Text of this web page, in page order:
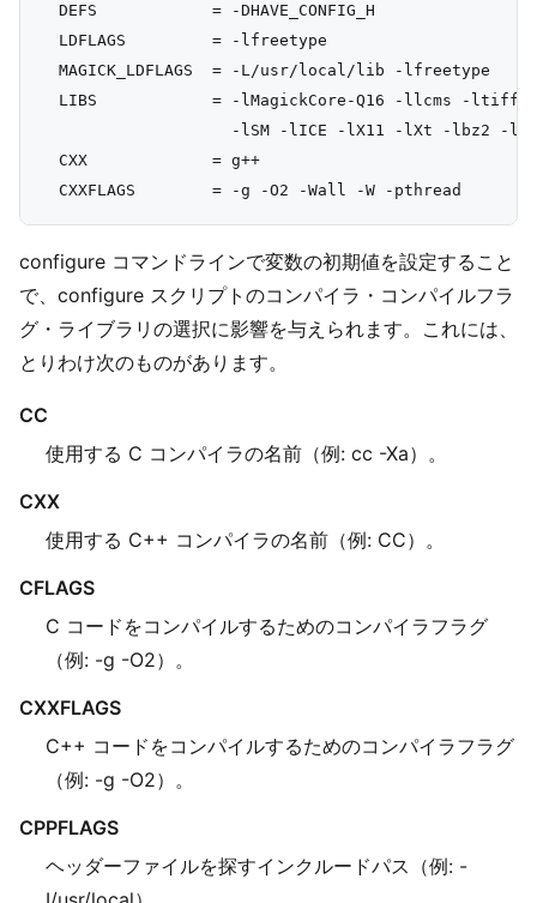
  DEFS            = -DHAVE_CONFIG_H
  LDFLAGS         = -lfreetype
  MAGICK_LDFLAGS  = -L/usr/local/lib -lfreetype
LIBS            = -lMagickCore-Q16 -llcms -ltiff
-lSM -lICE -lX11 -lXt -lbz2 -
  CXX             = g++
configure コマンドラインで変数の初期値を設定すること
で、configure スクリプトのコンパイラ・コンパイルフラ
グ・ライブラリの選択に影響を与えられます。これには、
とりわけ次のものがあります。
CC
使用する C コンパイラの名前（例: cc -Xa）。
CXX
使用する C++ コンパイラの名前（例: CC）。
CFLAGS
C コードをコンパイルするためのコンパイラフラグ
（例: -g -O2）。
CXXFLAGS
C++ コードをコンパイルするためのコンパイラフラグ
（例: -g -O2）。
CPPFLAGS
ヘッダーファイルを探すインクルードパス（例: -